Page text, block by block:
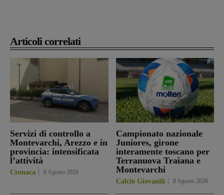
Articoli correlati
Servizi di controllo a
Montevarchi, Arezzo e in
provincia: intensificata
l’attività
Cronaca 8 Agosto 2026
Campionato nazionale
Juniores, girone
interamente toscano per
Terranuova Traiana e
Montevarchi
Calcio Giovanili 8 Agosto 2026